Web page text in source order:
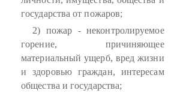
государства от пожаров;
2) пожар - неконтролируемое
горение, причиняющее
материальный ущерб, вред жизни
и здоровью граждан, интересам
общества и государства;